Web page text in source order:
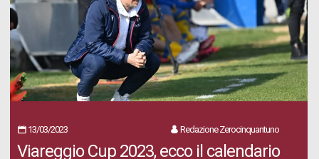
13/03/2023 Redazione Zerocinquantuno
Viareggio Cup 2023, ecco il calendario